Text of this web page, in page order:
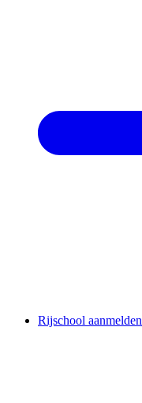
Rijschool aanmelden